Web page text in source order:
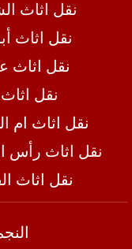
نقل اثاث
نقل اثاث
نقل اثاث
نقل
نقل اثاث ام
نقل اثاث رأس
نقل اثاث